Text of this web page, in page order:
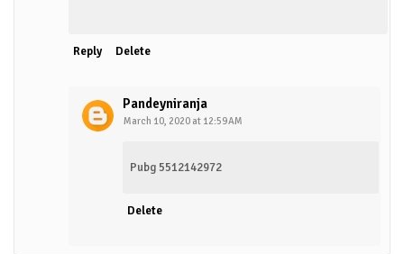
Reply Delete
Pandeyniranja
March 10, 2020 at 12:59 AM
Pubg 5512142972
Delete